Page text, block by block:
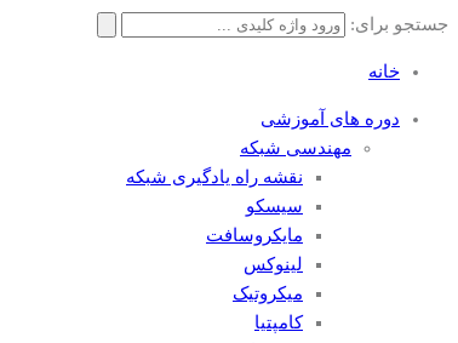
جستجو برای:
خانه
دوره های آموزشی
مهندسی شبکه
نقشه راه یادگیری شبکه
سیسکو
مایکروسافت
لینوکس
میکروتیک
کامپتیا